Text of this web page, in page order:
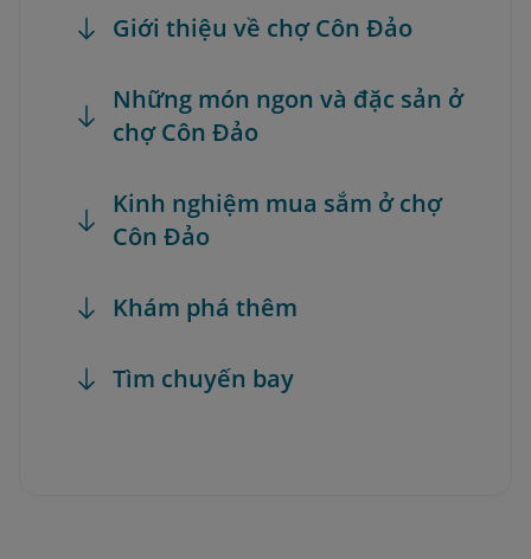
Giới thiệu về chợ Côn Đảo
Những món ngon và đặc sản ở
chợ Côn Đảo
Kinh nghiệm mua sắm ở chợ
Côn Đảo
Khám phá thêm
Tìm chuyến bay